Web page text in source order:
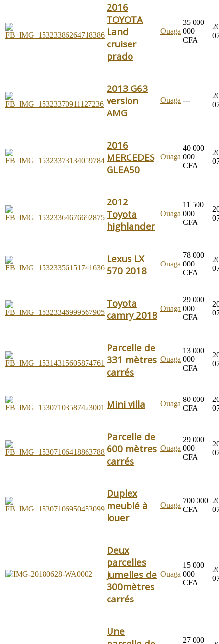
2016
TOYOTA
Land
cruiser
prado
Ouaga
35 000
000
CFA
2013 G63
version
AMG
Ouaga ---
2016
MERCEDES
GLEA50
Ouaga
40 000
000
CFA
2012
Toyota
highlander
Ouaga
11 500
000
CFA
Lexus LX
570 2018
Ouaga
78 000
000
CFA
Toyota
camry 2018
Ouaga
29 000
000
CFA
Parcelle de
331 mètres
carrés
Ouaga
13 000
000
CFA
Mini villa Ouaga
80 000
CFA
Parcelle de
600 mètres
carrés
Ouaga
29 000
000
CFA
Duplex
meublé à
louer
Ouaga
700 000
CFA
Deux
parcelles
jumelles de
300mètres
carrés
Ouaga
15 000
000
CFA
Une
27 000